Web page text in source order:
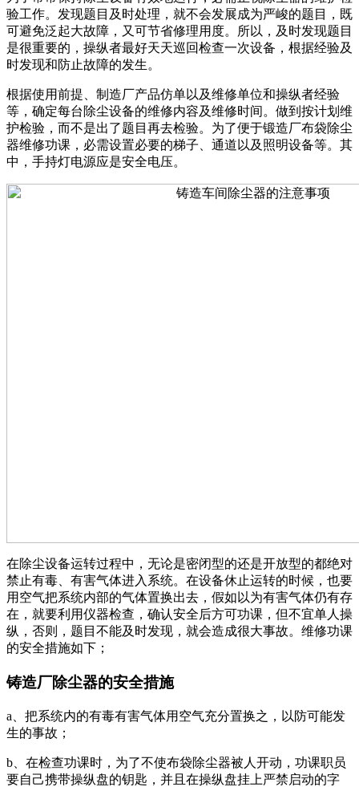
验工作。发现题目及时处理，就不会发展成为严峻的题目，既
可避免泛起大故障，又可节省修理用度。所以，及时发现题目
是很重要的，操纵者最好天天巡回检查一次设备，根据经验及
时发现和防止故障的发生。
根据使用前提、制造厂产品仿单以及维修单位和操纵者经验
等，确定每台除尘设备的维修内容及维修时间。做到按计划维
护检验，而不是出了题目再去检验。为了便于锻造厂布袋除尘
器维修功课，必需设置必要的梯子、通道以及照明设备等。其
中，手持灯电源应是安全电压。
在除尘设备运转过程中，无论是密闭型的还是开放型的都绝对
禁止有毒、有害气体进入系统。在设备休止运转的时候，也要
用空气把系统内部的气体置换出去，假如以为有害气体仍有存
在，就要利用仪器检查，确认安全后方可功课，但不宜单人操
纵，否则，题目不能及时发现，就会造成很大事故。维修功课
的安全措施如下；
铸造厂除尘器的安全措施
a、把系统内的有毒有害气体用空气充分置换之，以防可能发
生的事故；
b、在检查功课时，为了不使布袋除尘器被人开动，功课职员
要自己携带操纵盘的钥匙，并且在操纵盘挂上严禁启动的字